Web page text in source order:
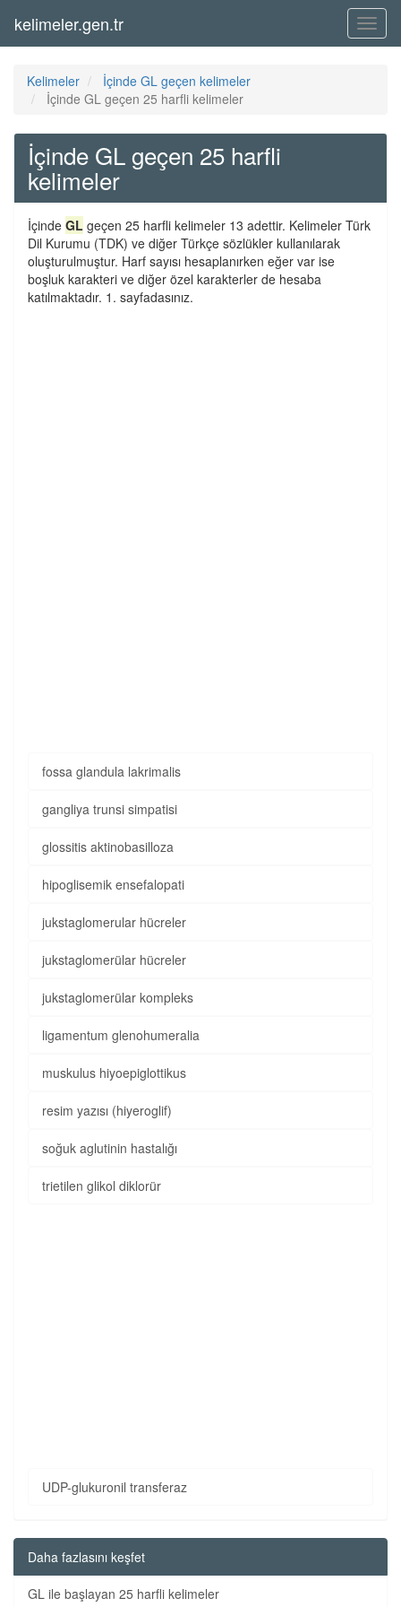
Menü
kelimeler.gen.tr
Kelimeler
İçinde GL geçen kelimeler
İçinde GL geçen 25 harfli kelimeler
İçinde GL geçen 25 harfli
kelimeler
İçinde GL geçen 25 harfli kelimeler 13 adettir. Kelimeler Türk
Dil Kurumu (TDK) ve diğer Türkçe sözlükler kullanılarak
oluşturulmuştur. Harf sayısı hesaplanırken eğer var ise
boşluk karakteri ve diğer özel karakterler de hesaba
katılmaktadır. 1. sayfadasınız.
fossa glandula lakrimalis
gangliya trunsi simpatisi
glossitis aktinobasilloza
hipoglisemik ensefalopati
jukstaglomerular hücreler
jukstaglomerülar hücreler
jukstaglomerülar kompleks
ligamentum glenohumeralia
muskulus hiyoepiglottikus
resim yazısı (hiyeroglif)
soğuk aglutinin hastalığı
trietilen glikol diklorür
UDP-glukuronil transferaz
Daha fazlasını keşfet
GL ile başlayan 25 harfli kelimeler